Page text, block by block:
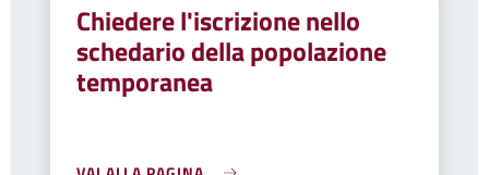
Chiedere l'iscrizione nello
schedario della popolazione
temporanea